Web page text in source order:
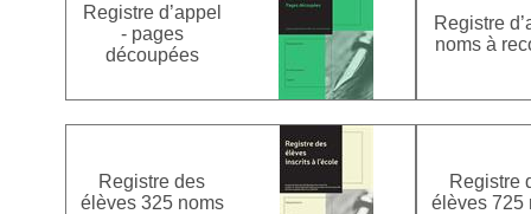
Registre d’appel
- pages
découpées
Registre
noms à
Registre des
élèves 325 noms
Registre
élèves 725